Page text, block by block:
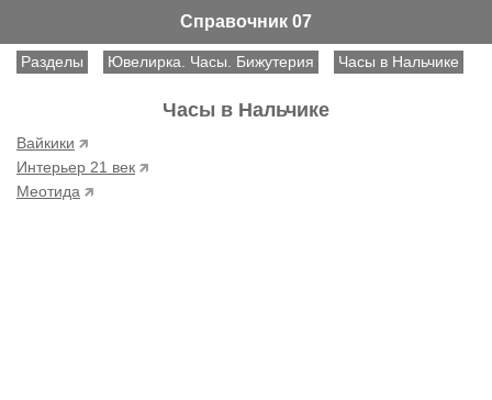
Справочник 07
Разделы Ювелирка. Часы. Бижутерия Часы в Нальчике
Часы в Нальчике
Вайкики
Интерьер 21 век
Меотида